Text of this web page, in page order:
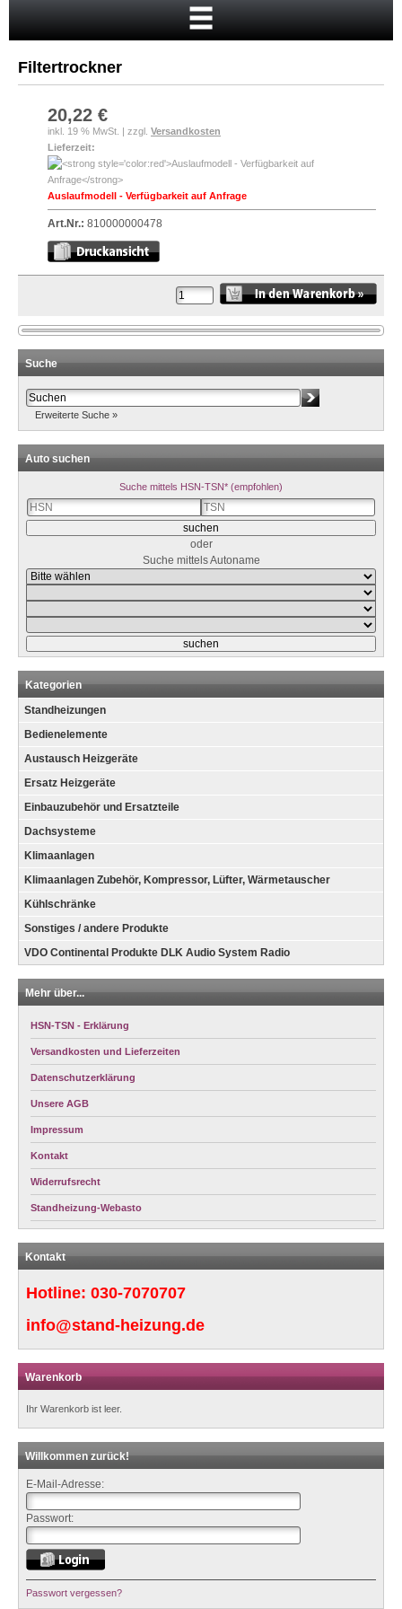
Neukunde?
Kasse
Anmelden
Filtertrockner
20,22 €
inkl. 19 % MwSt. | zzgl. Versandkosten
Lieferzeit:
Auslaufmodell - Verfügbarkeit auf Anfrage
Art.Nr.: 810000000478
Suche
Erweiterte Suche »
Auto suchen
Suche mittels HSN-TSN* (empfohlen)
oder
Suche mittels Autoname
Kategorien
Standheizungen
Bedienelemente
Austausch Heizgeräte
Ersatz Heizgeräte
Einbauzubehör und Ersatzteile
Dachsysteme
Klimaanlagen
Klimaanlagen Zubehör, Kompressor, Lüfter, Wärmetauscher
Kühlschränke
Sonstiges / andere Produkte
VDO Continental Produkte DLK Audio System Radio
Mehr über...
HSN-TSN - Erklärung
Versandkosten und Lieferzeiten
Datenschutzerklärung
Unsere AGB
Impressum
Kontakt
Widerrufsrecht
Standheizung-Webasto
Kontakt
Hotline: 030-7070707
info@stand-heizung.de
Warenkorb
Ihr Warenkorb ist leer.
Willkommen zurück!
E-Mail-Adresse:
Passwort:
Passwort vergessen?